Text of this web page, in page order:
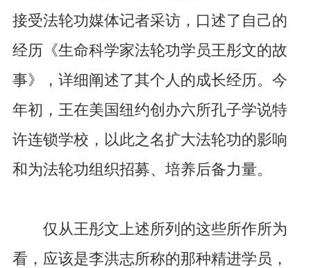
接受法轮功媒体记者采访，口述了自己的
经历《生命科学家法轮功学员王彤文的故
事》，详细阐述了其个人的成长经历。今
年初，王在美国纽约创办六所孔子学说特
许连锁学校，以此之名扩大法轮功的影响
和为法轮功组织招募、培养后备力量。
仅从王彤文上述所列的这些所作所为
看，应该是李洪志所称的那种精进学员，